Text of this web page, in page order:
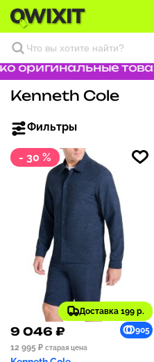
товары
Kenneth Cole
Фильтры
- 30 %
Доставка 199 р.
9 046 ₽
905
12 995 ₽ старая цена